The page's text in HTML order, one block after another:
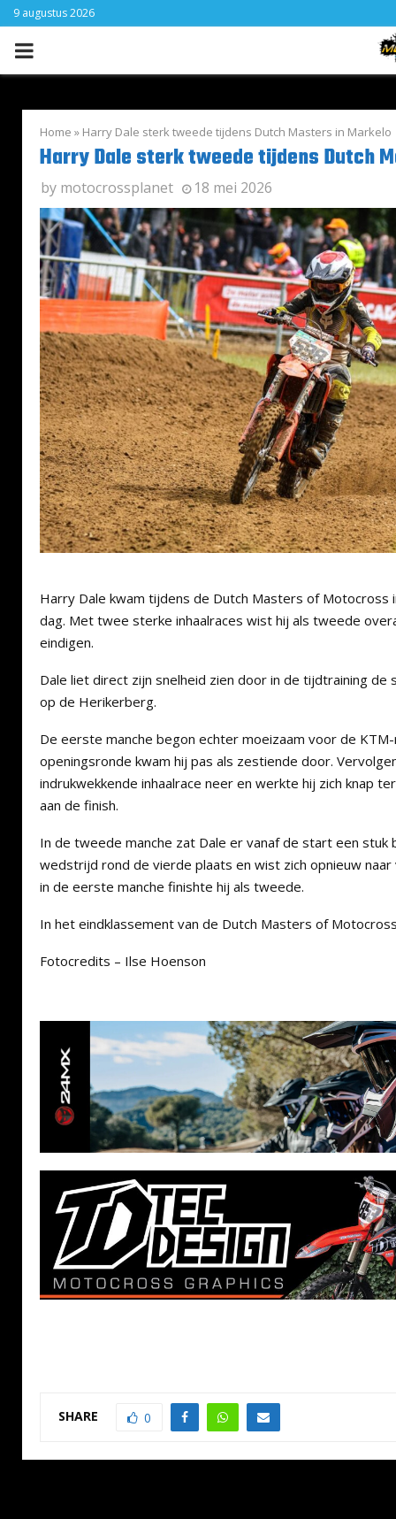
9 augustus 2026
PRIMARY
Home » Harry Dale sterk tweede tijdens Dutch Masters in Markelo
Harry Dale sterk tweede tijdens Dutch
by motocrossplanet 18 mei 2026
Harry Dale kwam tijdens de Dutch Masters of Motocross
dag. Met twee sterke inhaalraces wist hij als tweede
eindigen.
Dale liet direct zijn snelheid zien door in de tijdtraining
op de Herikerberg.
De eerste manche begon echter moeizaam voor de
openingsronde kwam hij pas als zestiende door.
indrukwekkende inhaalrace neer en werkte hij zich knap
aan de finish.
In de tweede manche zat Dale er vanaf de start een stuk
wedstrijd rond de vierde plaats en wist zich opnieuw
in de eerste manche finishte hij als tweede.
In het eindklassement van de Dutch Masters of
Fotocredits – Ilse Hoenson
SHARE 0